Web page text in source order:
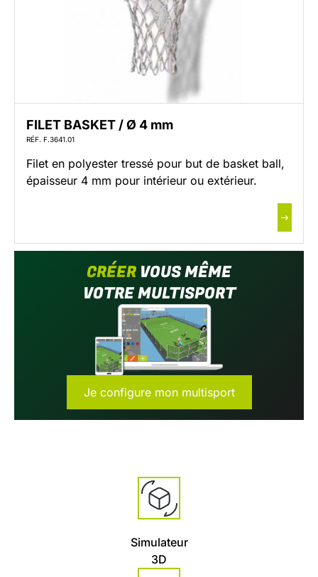
FILET BASKET / Ø 4 mm
RÉF. F.3641.01
Filet en polyester tressé pour but de basket ball,
épaisseur 4 mm pour intérieur ou extérieur.
CRÉER VOUS MÊME
VOTRE MULTISPORT
Je configure mon multisport
Simulateur
3D